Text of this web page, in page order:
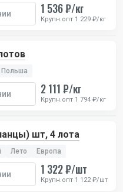
1 536 ₽/кг
Крупн.опт 1 229 ₽/кг
Польша
2 111 ₽/кг
Крупн.опт 1 794 ₽/кг
шт, 4 лота
Лето Европа
1 322 ₽/шт
Крупн.опт 1 122 ₽/шт